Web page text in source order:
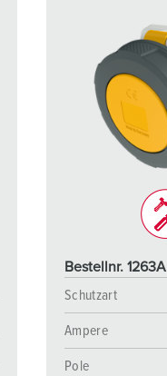
Bestellnr. 1263A
Schutzart
Ampere
Pole